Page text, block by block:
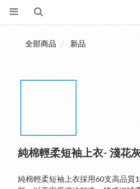
全部商品 新品
純棉輕柔短袖上衣- 淺花
純棉輕柔短袖上衣採用60支高品質